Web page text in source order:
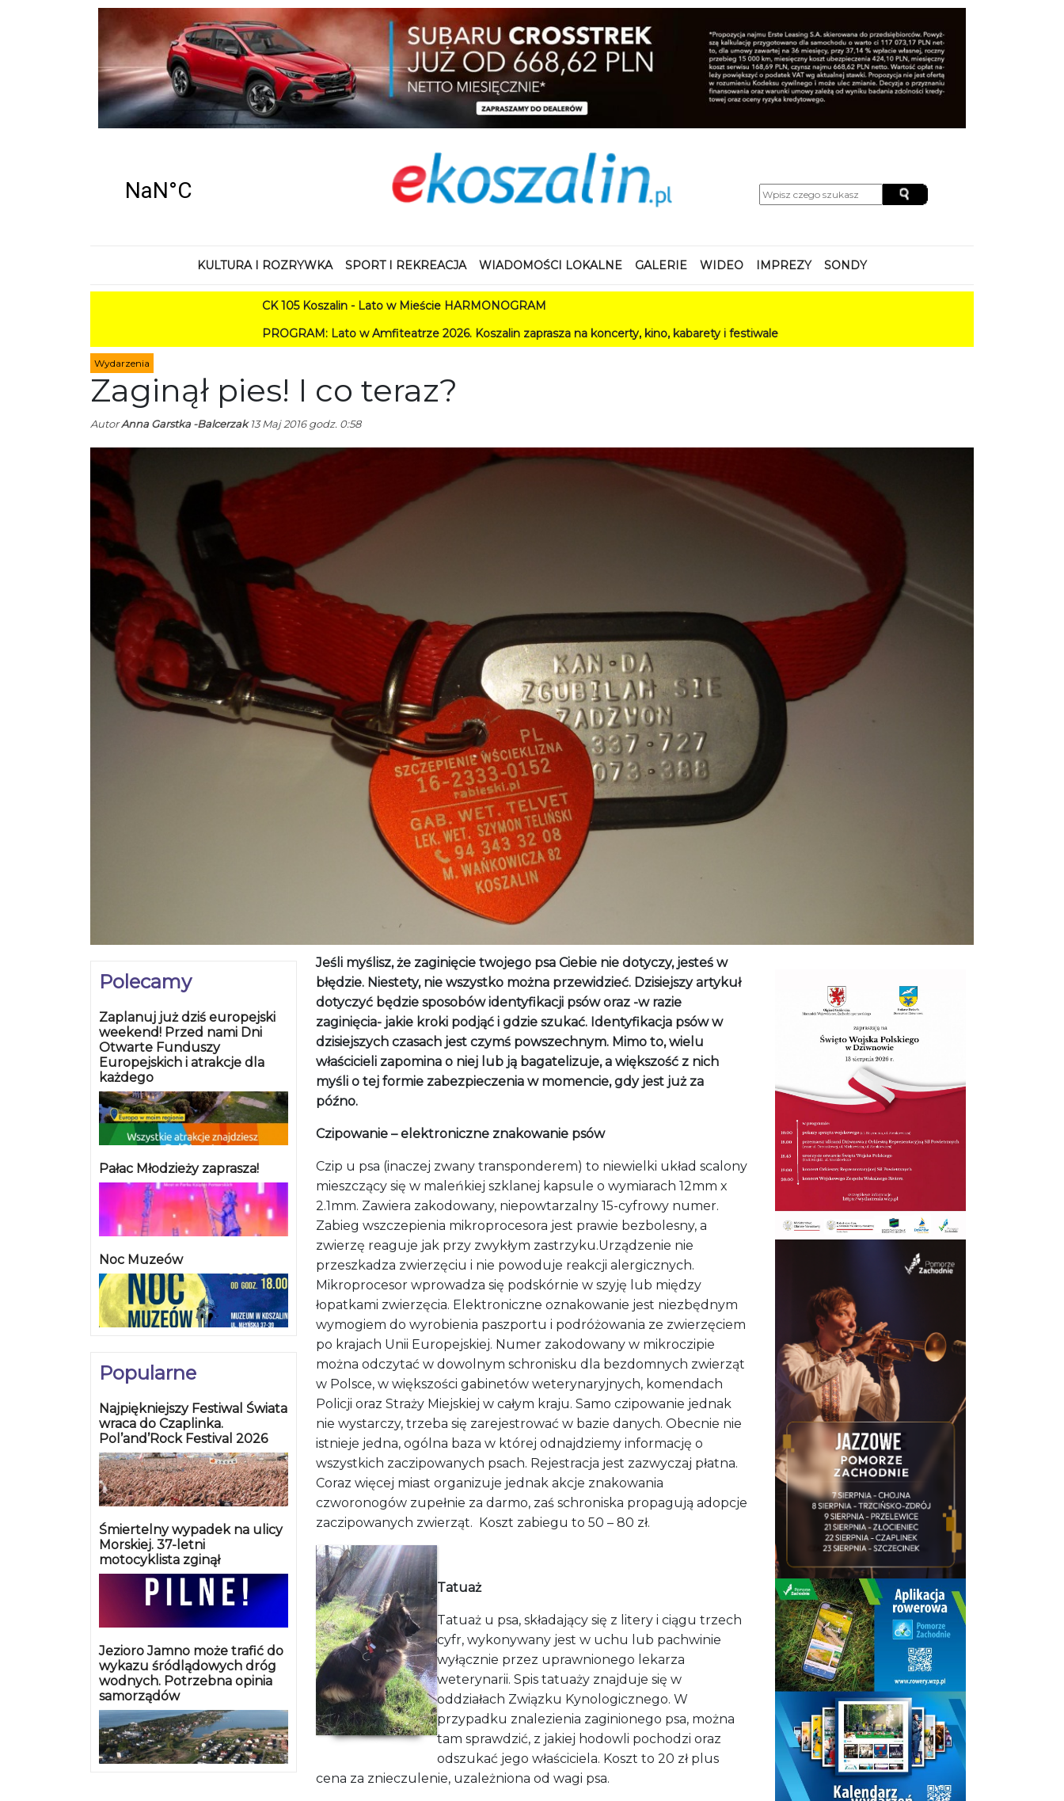
KULTURA I ROZRYWKA SPORT I REKREACJA WIADOMOŚCI LOKALNE GALERIE WIDEO IMPREZY SONDY
CK 105 Koszalin - Lato w Mieście HARMONOGRAM
PROGRAM: Lato w Amfiteatrze 2026. Koszalin zaprasza na koncerty, kino, kabarety i festiwale
Wydarzenia
Zaginął pies! I co teraz?
AutorAnna Garstka -Balcerzak13 Maj 2016 godz. 0:58
Polecamy
Zaplanuj już dziś europejski
weekend! Przed nami Dni
Otwarte Funduszy
Europejskich i atrakcje dla
każdego
Pałac Młodzieży zaprasza!
Noc Muzeów
Popularne
Najpiękniejszy Festiwal Świata
wraca do Czaplinka.
Pol’and’Rock Festival 2026
Śmiertelny wypadek na ulicy
Morskiej. 37-letni
motocyklista zginął
Jezioro Jamno może trafić do
wykazu śródlądowych dróg
wodnych. Potrzebna opinia
samorządów
Jeśli myślisz, że zaginięcie twojego psa Ciebie nie dotyczy, jesteś w
błędzie. Niestety, nie wszystko można przewidzieć. Dzisiejszy artykuł
dotyczyć będzie sposobów identyfikacji psów oraz -w razie
zaginięcia- jakie kroki podjąć i gdzie szukać. Identyfikacja psów w
dzisiejszych czasach jest czymś powszechnym. Mimo to, wielu
właścicieli zapomina o niej lub ją bagatelizuje, a większość z nich
myśli o tej formie zabezpieczenia w momencie, gdy jest już za
późno.
Czipowanie – elektroniczne znakowanie psów
Czip u psa (inaczej zwany transponderem) to niewielki układ scalony
mieszczący się w maleńkiej szklanej kapsule o wymiarach 12mm x
2.1mm. Zawiera zakodowany, niepowtarzalny 15-cyfrowy numer.
Zabieg wszczepienia mikroprocesora jest prawie bezbolesny, a
zwierzę reaguje jak przy zwykłym zastrzyku.Urządzenie nie
przeszkadza zwierzęciu i nie powoduje reakcji alergicznych.
Mikroprocesor wprowadza się podskórnie w szyję lub między
łopatkami zwierzęcia. Elektroniczne oznakowanie jest niezbędnym
wymogiem do wyrobienia paszportu i podróżowania ze zwierzęciem
po krajach Unii Europejskiej. Numer zakodowany w mikroczipie
można odczytać w dowolnym schronisku dla bezdomnych zwierząt
w Polsce, w większości gabinetów weterynaryjnych, komendach
Policji oraz Straży Miejskiej w całym kraju. Samo czipowanie jednak
nie wystarczy, trzeba się zarejestrować w bazie danych. Obecnie nie
istnieje jedna, ogólna baza w której odnajdziemy informację o
wszystkich zaczipowanych psach. Rejestracja jest zazwyczaj płatna.
Coraz więcej miast organizuje jednak akcje znakowania
czworonogów zupełnie za darmo, zaś schroniska propagują adopcje
zaczipowanych zwierząt. Koszt zabiegu to 50 – 80 zł.
Tatuaż
Tatuaż u psa, składający się z litery i ciągu trzech
cyfr, wykonywany jest w uchu lub pachwinie
wyłącznie przez uprawnionego lekarza
weterynarii. Spis tatuaży znajduje się w
oddziałach Związku Kynologicznego. W
przypadku znalezienia zaginionego psa, można
tam sprawdzić, z jakiej hodowli pochodzi oraz
odszukać jego właściciela. Koszt to 20 zł plus
cena za znieczulenie, uzależniona od wagi psa.